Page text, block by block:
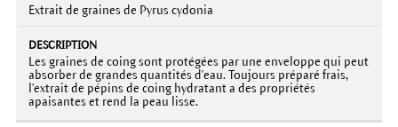
Extrait de graines de Pyrus cydonia
Les graines de coing sont protégées par une enveloppe qui peut
absorber de grandes quantités d'eau. Toujours préparé frais,
l'extrait de pépins de coing hydratant a des propriétés
apaisantes et rend la peau lisse.